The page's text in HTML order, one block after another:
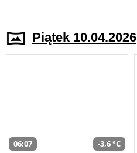
Piątek 10.04.2026
06:07 -3,6 °C